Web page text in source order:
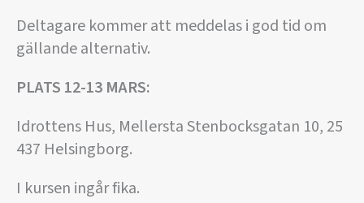
Deltagare kommer att meddelas i god tid om
gällande alternativ.
PLATS 12-13 MARS:
Idrottens Hus, Mellersta Stenbocksgatan 10, 25
437 Helsingborg.
I kursen ingår fika.